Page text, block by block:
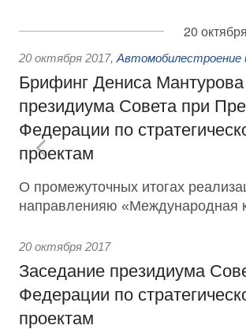
20
20 октября 2017, Автомобилестроение
Брифинг Дениса
президиума Совета при
Федерации по
проектам
О промежуточных итогах
направленияю «Международная
20 октября 2017
Заседание президиума
Федерации по
проектам